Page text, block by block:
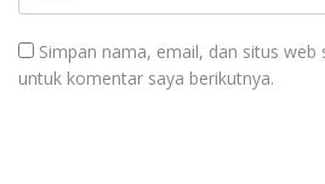
Simpan nama, email, dan situs web
untuk komentar saya berikutnya.